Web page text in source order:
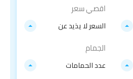
اقصي سعر
السعر لا يذيد عن
الجمام
عدد الحمامات